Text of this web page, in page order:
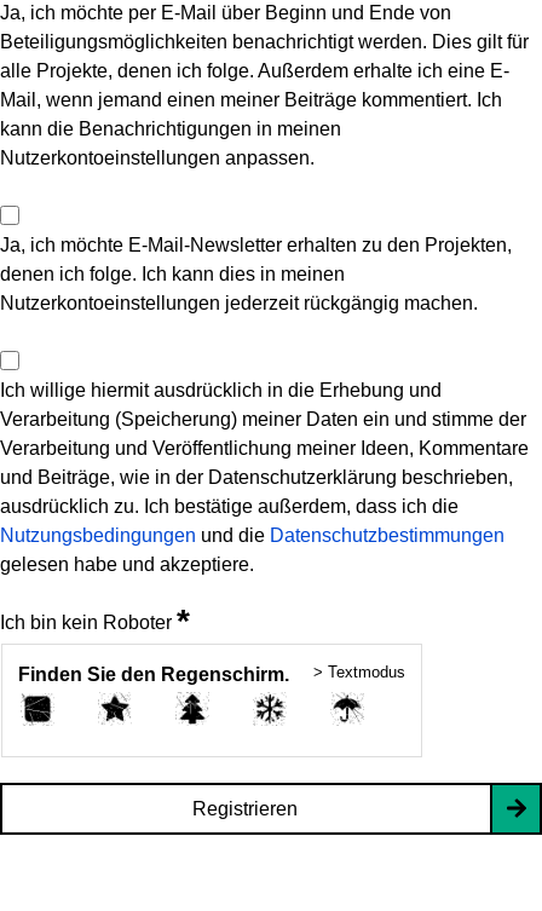
Ja, ich möchte per E-Mail über Beginn und Ende von
Beteiligungsmöglichkeiten benachrichtigt werden. Dies gilt für
alle Projekte, denen ich folge. Außerdem erhalte ich eine E-
Mail, wenn jemand einen meiner Beiträge kommentiert. Ich
kann die Benachrichtigungen in meinen
Nutzerkontoeinstellungen anpassen.
Ja, ich möchte E-Mail-Newsletter erhalten zu den Projekten,
denen ich folge. Ich kann dies in meinen
Nutzerkontoeinstellungen jederzeit rückgängig machen.
Ich willige hiermit ausdrücklich in die Erhebung und
Verarbeitung (Speicherung) meiner Daten ein und stimme der
Verarbeitung und Veröffentlichung meiner Ideen, Kommentare
und Beiträge, wie in der Datenschutzerklärung beschrieben,
ausdrücklich zu. Ich bestätige außerdem, dass ich die
Nutzungsbedingungen und die Datenschutzbestimmungen
gelesen habe und akzeptiere.
Ich bin kein Roboter *
Finden Sie den Regenschirm. > Textmodus
Registrieren